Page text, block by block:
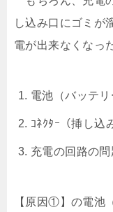
し込み口にゴミが
電が出来なくなっ
電池（バッテリ
ｺﾈｸﾀｰ（挿し込
充電の回路の問
【原因①】の電池